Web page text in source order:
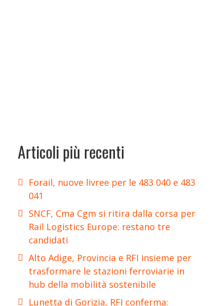
Articoli più recenti
Forail, nuove livree per le 483 040 e 483
041
SNCF, Cma Cgm si ritira dalla corsa per
Rail Logistics Europe: restano tre
candidati
Alto Adige, Provincia e RFI insieme per
trasformare le stazioni ferroviarie in
hub della mobilità sostenibile
Lunetta di Gorizia, RFI conferma: